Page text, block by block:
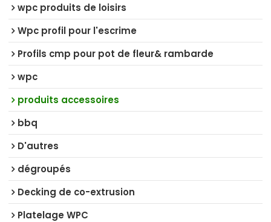
wpc produits de loisirs
Wpc profil pour l'escrime
Profils cmp pour pot de fleur& rambarde
wpc
produits accessoires
bbq
D'autres
dégroupés
Decking de co-extrusion
Platelage WPC